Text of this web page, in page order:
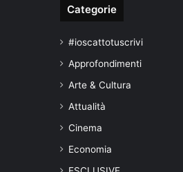
Categorie
#ioscattotuscrivi
Approfondimenti
Arte & Cultura
Attualità
Cinema
Economia